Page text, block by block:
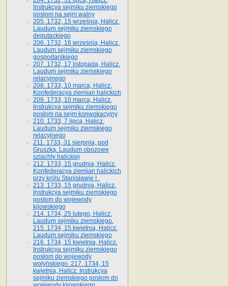
Instrukcya sejmiku ziemskiego
posłom na sejm walny
205. 1732, 15 września, Halicz.
Laudum sejmiku ziemskiego
deputackiego
206. 1732, 16 września, Halicz.
Laudum sejmiku ziemskiego
gospodarskiego
207. 1732, 17 listopada, Halicz.
Laudum sejmiku ziemskiego
relacyjnego
208. 1733, 10 marca, Halicz.
Konfederacya ziemian halickich­
209. 1733, 10 marca, Halicz.
Instrukcya sejmiku ziemskiego
posłom na sejm konwokacyjny
210. 1733, 7 lipca, Halicz.
Laudum sejmiku ziemskiego
relacyjnego
211. 1733, 31 sierpnia, pod
Gruszką. Laudum obozowe
szlachty halickiej
212. 1733, 15 grudnia, Halicz.
Konfederacya ziemian halickich
przy królu Stanisławie I .
213. 1733, 15 grudnia, Halicz.
Instrukcya sejmiku ziemskiego
posłom do wojewody
kijowskiego
214. 1734, 25 lutego, Halicz.
Laudum sejmiku ziemskiego.
215. 1734, 15 kwietnia, Halicz.
Laudum sejmiku ziemskiego
216. 1734, 15 kwietnia, Halicz.
Instrukcya sejmiku ziemskiego
posłom do wojewody
wołyńskiego. 217. 1734, 15
kwietnia, Halicz. Instrukcya
sejmiku ziemskiego posłom do